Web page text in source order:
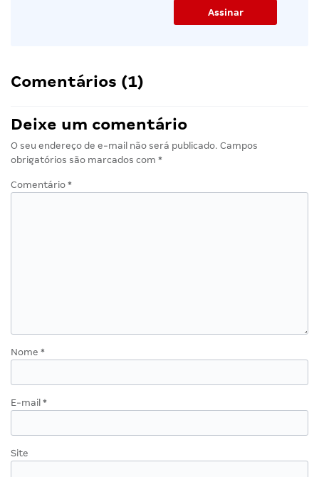
Comentários (1)
Deixe um comentário
O seu endereço de e-mail não será publicado. Campos
obrigatórios são marcados com *
Comentário *
Nome *
E-mail *
Site